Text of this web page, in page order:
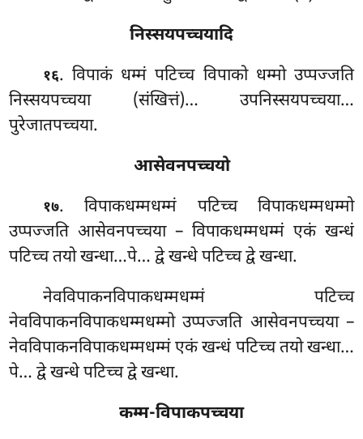
निस्सयपच्चयादि
१६. विपाकं धम्मं पटिच्च विपाको धम्मो उप्पज्जति
निस्सयपच्चया (संखित्तं)… उपनिस्सयपच्चया…
पुरेजातपच्चया.
आसेवनपच्चयो
१७. विपाकधम्मधम्मं पटिच्च विपाकधम्मधम्मो
उप्पज्जति आसेवनपच्चया – विपाकधम्मधम्मं एकं खन्धं
पटिच्च तयो खन्धा…पे… द्वेखन्धे पटिच्च द्वे खन्धा.
नेवविपाकनविपाकधम्मधम्मं पटिच्च
नेवविपाकनविपाकधम्मधम्मो उप्पज्जति आसेवनपच्चया –
नेवविपाकनविपाकधम्मधम्मं एकं खन्धं पटिच्च तयो खन्धा…
पे… द्वे खन्धे पटिच्च द्वे खन्धा.
कम्म-विपाकपच्चया